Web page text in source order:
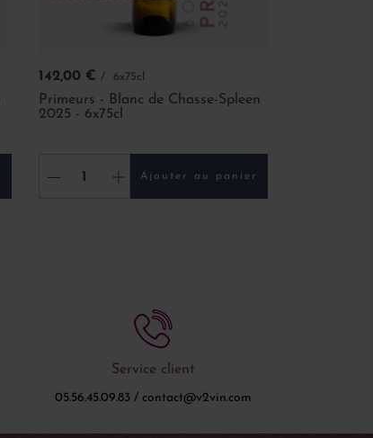
Prix
142,00 € 6x75cl
Primeurs - Blanc de Chasse-Spleen
2025 - 6x75cl
- + Ajouter au panier
Service client
05.56.45.09.83 / contact@v2vin.com